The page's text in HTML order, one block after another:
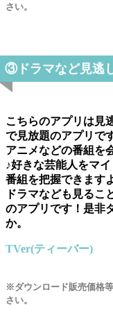
さい。
③ドラマなど見逃
こちらのアプリは見
で見放題のアプリで
アニメなどの番組を
♪好きな芸能人をマ
番組を把握できます
ドラマなども見るこ
のアプリです！是非
か。
TVer(ティーバー)
※ダウンロード販売価格
さい。